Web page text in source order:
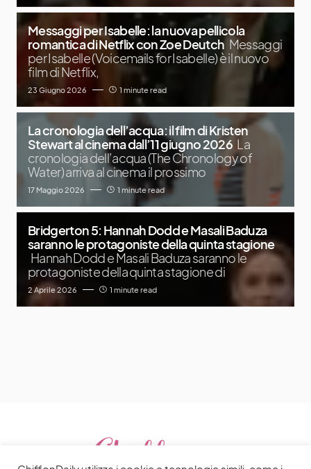
Messaggi per Isabelle: la nuova pellicola
romantica di Netflix con Zoe Deutch Messaggi
per Isabelle (Voicemails for Isabelle) è il nuovo
film di Netflix,
23 Giugno 2026 1 minute read
La cronologia dell’acqua: il film di Kristen
Stewart al cinema dall’11 giugno 2026 La
cronologia dell’acqua (The Chronology of
Water) arriva al cinema il prossimo
17 Maggio 2026 1 minute read
Bridgerton 5: Hannah Dodd e Masali Baduza
saranno le protagoniste della quinta stagione
Hannah Dodd e Masali Baduza saranno le
protagoniste della quinta stagione di
2 Aprile 2026 1 minute read